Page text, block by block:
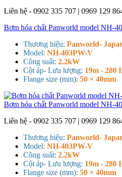
Liên hệ - 0902 335 707 | 0969 129
Bơm hóa chất Panworld model NH-
Thương hiệu: Panworld-
Model: NH-403PW-V
Công suất: 2.2kW
Cột áp- Lưu lượng: 19m - 280
Flange size (mm): 50 × 40mm
Bơm hóa chất Panworld model NH-
Liên hệ - 0902 335 707 | 0969 129
Thương hiệu: Panworld-
Model: NH-403PW-V
Công suất: 2.2kW
Cột áp- Lưu lượng: 19m - 280
Flange size (mm): 50 × 40mm